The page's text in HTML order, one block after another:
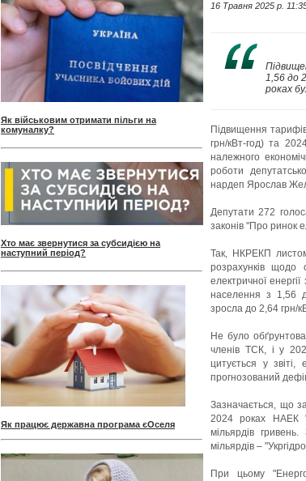
Як військовим отримати пільги на
комуналку?
Хто має звернутися за субсидією на
наступний період?
Як працює державна програма єОселя
16 Травня 2025 p.
1,56 до
роках
Підвищення
грн/кВт-год) та
належного
роботи
нардеп Ярослав
Депутати 272
законів "Про ринок
Так, НКРЕКП
розрахунків щодо
електричної
населення з 1,56
зросла до 2,64 грн/
Не було
членів ТСК, і у
цитується у
прогнозований
Зазначається, що
2024 роках НАЕК
мільярдів
мільярдів –
При цьому